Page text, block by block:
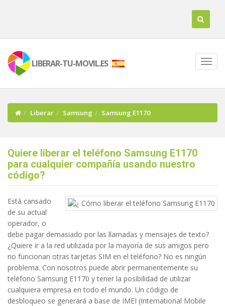
LIBERAR-TU-MOVIL.ES
Liberar Samsung Samsung E1170
Quiere liberar el teléfono Samsung E1170
para cualquier compañía usando nuestro
código?
Está cansado
de su actual
operador, o
debe pagar demasiado por las llamadas y mensajes de texto?
¿Quiere ir a la red utilizada por la mayoría de sus amigos pero
no funcionan otras tarjetas SIM en el teléfono? No es ningún
problema. Con nosotros puede abrir permanentemente su
teléfono Samsung E1170 y tener la posibilidad de utilizar
cualquiera empresa en todo el mundo. Un código de
desbloqueo se generará a base de IMEI (International Mobile